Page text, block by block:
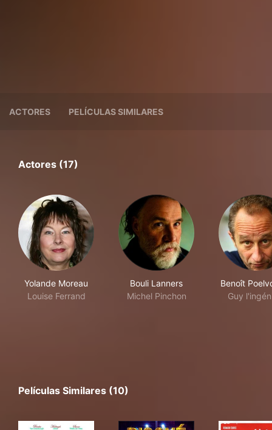
ACTORES PELÍCULAS SIMILARES
Actores (17)
Yolande Moreau
Louise Ferrand
Bouli Lanners
Michel Pinchon
Benoît
Guy
Películas Similares (10)